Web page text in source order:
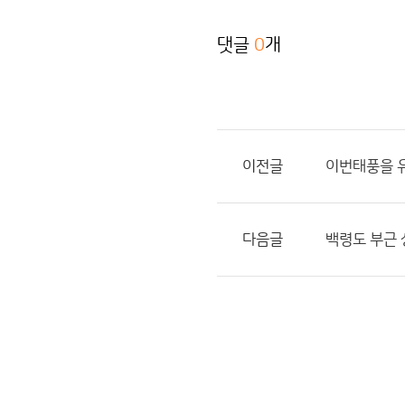
댓글 0개
이전글 이번태풍을
다음글 백령도 부근